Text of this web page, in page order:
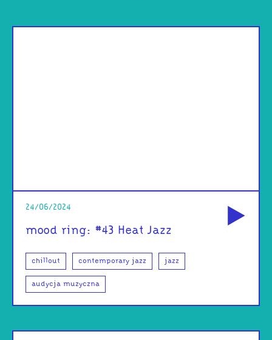
24/06/2024
mood ring: #43 Heat Jazz
chillout contemporary jazz jazz
audycja muzyczna